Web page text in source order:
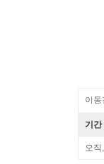
이동
기간
오